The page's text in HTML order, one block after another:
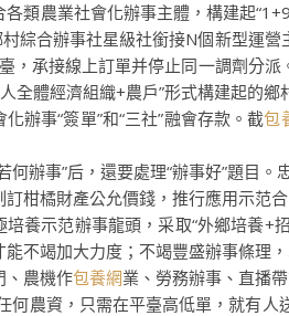
農業社會化辦事主體，構建起
綜合辦事社星級社銜接N個新型運
臺，承接線上訂單并停止同一調劑分
全體經濟組織+農戶”形式構建起的
辦事“簽單”和“三社”融會存款。截包
辦事”后，還要處理“辦事好”題目。
訂柑橘財產公允價錢，推行應用示范
示范辦事龍頭，采取“外鄉培養+招
能不竭加大力度；不竭豐盛辦事條理
、農機作包養網業、勞務辦事、直播
農資，只需在平臺高低單，就有人